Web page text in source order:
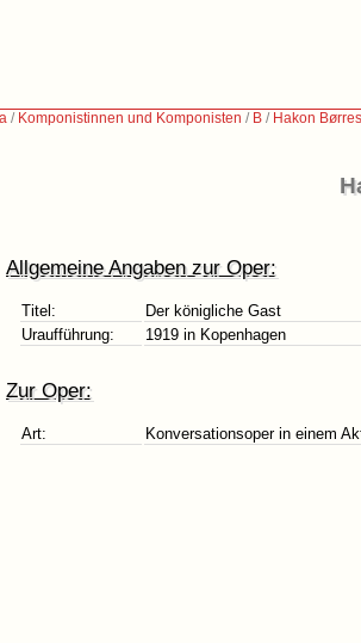
/ Komponistinnen und Komponisten / B / Hakon
Allgemeine Angaben zur Oper:
Titel:
Der königliche Gast
Uraufführung:
1919 in Kopenhagen
Zur Oper:
Art: Konversationsoper in einem